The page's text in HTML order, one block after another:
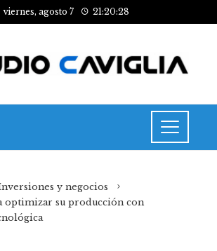
viernes, agosto 7 21:20:28
y negocios
optimizar su producción con